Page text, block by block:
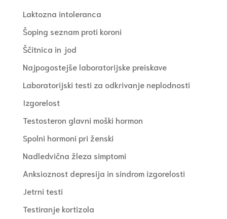
Laktozna intoleranca
Šoping seznam proti koroni
Ščitnica in jod
Najpogostejše laboratorijske preiskave
Laboratorijski testi za odkrivanje neplodnosti
Izgorelost
Testosteron glavni moški hormon
Spolni hormoni pri ženski
Nadledvična žleza simptomi
Anksioznost depresija in sindrom izgorelosti
Jetrni testi
Testiranje kortizola